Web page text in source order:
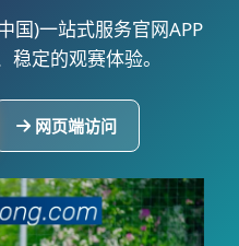
国)一站式服务官网APP
定的观赛体验。
网页端访问